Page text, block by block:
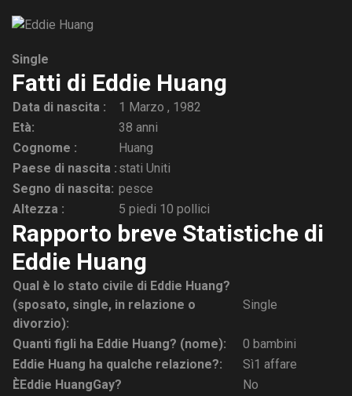
Single
Fatti di Eddie Huang
Data di nascita :
1 Marzo , 1982
Età:
38 anni
Cognome :
Huang
Paese di nascita : stati Uniti
Segno di nascita: pesce
Altezza :
5 piedi 10 pollici
Rapporto breve Statistiche di
Eddie Huang
Qual è lo stato civile di Eddie Huang?
(sposato, single, in relazione o
divorzio):
Single
Quanti figli ha Eddie Huang? (nome):
0 bambini
Eddie Huang ha qualche relazione?:
Sì1 affare
ÈEddie HuangGay?
No